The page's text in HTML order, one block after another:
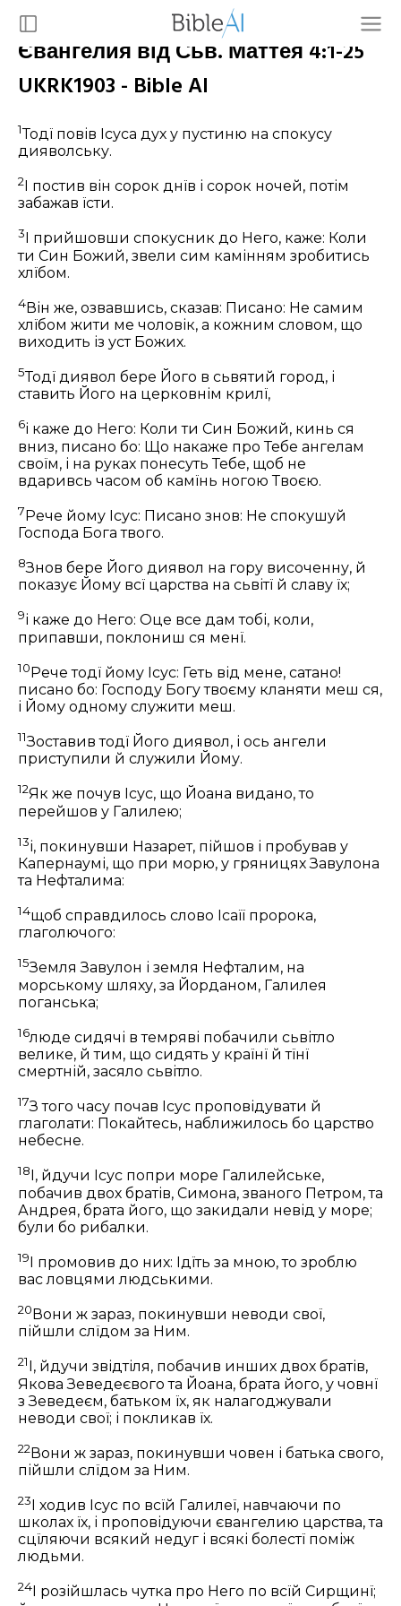
Євангелия від Сьв. Маттея 4:1-25
UKRK1903 - Bible AI
1Тодї повів Ісуса дух у пустиню на спокусу
дияволську.
2
І постив він сорок днїв і сорок ночей, потім
забажав їсти.
3
І прийшовши спокусник до Него, каже: Коли
ти Син Божий, звели сим камінням зробитись
хлїбом.
4Він же, озвавшись, сказав: Писано: Не самим
хлїбом жити ме чоловік, а кожним словом, що
виходить із уст Божих.
5Тодї диявол бере Його в сьвятий город, і
ставить Його на церковнім крилї,
6і каже до Него: Коли ти Син Божий, кинь ся
вниз, писано бо: Що накаже про Тебе ангелам
своїм, і на руках понесуть Тебе, щоб не
вдаривсь часом об камїнь ногою Твоєю.
7Рече йому Ісус: Писано знов: Не спокушуй
Господа Бога твого.
8Знов бере Його диявол на гору височенну, й
показує Йому всї царства на сьвітї й славу їх;
9і каже до Него: Оце все дам тобі, коли,
припавши, поклониш ся менї.
10Рече тодї йому Ісус: Геть від мене, сатано!
писано бо: Господу Богу твоєму кланяти меш ся,
і Йому одному служити меш.
11Зоставив тодї Його диявол, і ось ангели
приступили й служили Йому.
12Як же почув Ісус, що Йоана видано, то
перейшов у Галилею;
13і, покинувши Назарет, пійшов і пробував у
Капернаумі, що при морю, у гряницях Завулона
та Нефталима:
14щоб справдилось слово Ісаїї пророка,
глаголючого:
15Земля Завулон і земля Нефталим, на
морському шляху, за Йорданом, Галилея
поганська;
16люде сидячі в темряві побачили сьвітло
велике, й тим, що сидять у країнї й тїнї
смертній, засяло сьвітло.
17З того часу почав Ісус проповідувати й
глаголати: Покайтесь, наближилось бо царство
небесне.
18 І, йдучи Ісус попри море Галилейське,
побачив двох братів, Симона, званого Петром, та
Андрея, брата його, що закидали невід у море;
були бо рибалки.
19І промовив до них: Ідїть за мною, то зроблю
вас ловцями людськими.
20 Вони ж зараз, покинувши неводи свої,
пійшли слїдом за Ним.
21 І, йдучи звідтіля, побачив инших двох братів,
Якова Зеведеєвого та Йоана, брата його, у човнї
з Зеведеєм, батьком їх, як налагоджували
неводи свої; і покликав їх.
22Вони ж зараз, покинувши човен і батька свого,
пійшли слїдом за Ним.
23
І ходив Ісус по всїй Галилеї, навчаючи по
школах їх, і проповідуючи євангелию царства, та
сцїляючи всякий недуг і всякі болестї поміж
людьми.
24 І розійшлась чутка про Него по всїй Сирщинї;